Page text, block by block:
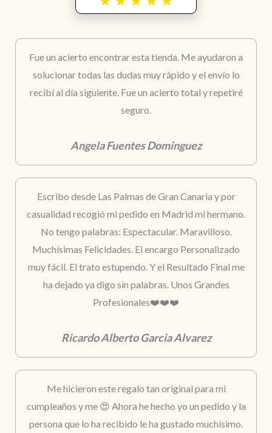
Fue un acierto encontrar esta tienda. Me ayudaron a
solucionar todas las dudas muy rápido y el envío lo
recibí al día siguiente. Fue un acierto total y repetiré
seguro.
Angela Fuentes Dominguez
Escribo desde Las Palmas de Gran Canaria y por
casualidad recogió mi pedido en Madrid mi hermano.
No tengo palabras: Espectacular. Maravilloso.
Muchísimas Felicidades. El encargo Personalizado
muy fácil. El trato estupendo. Y el Resultado Final me
ha dejado ya digo sin palabras. Unos Grandes
Profesionales❤️❤️❤️
Ricardo Alberto Garcia Alvarez
Me hicieron este regalo tan original para mi
cumpleaños y me 😍 Ahora he hecho yo un pedido y la
persona que lo ha recibido le ha gustado muchísimo.